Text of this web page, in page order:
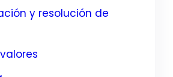
y resolución de